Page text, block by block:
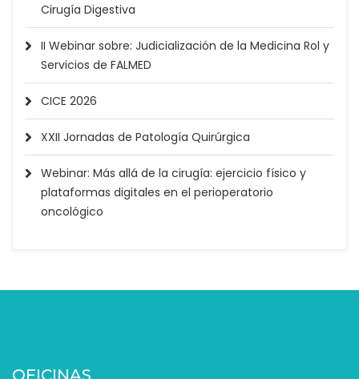
Cirugía Digestiva
II Webinar sobre: Judicialización de la Medicina Rol y
Servicios de FALMED
CICE 2026
XXII Jornadas de Patología Quirúrgica
Webinar: Más allá de la cirugía: ejercicio físico y
plataformas digitales en el perioperatorio
oncológico
OFICINAS